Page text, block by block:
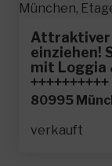
Attraktiver
einziehen!
mit Loggia
++++++++++
80995
verkauft